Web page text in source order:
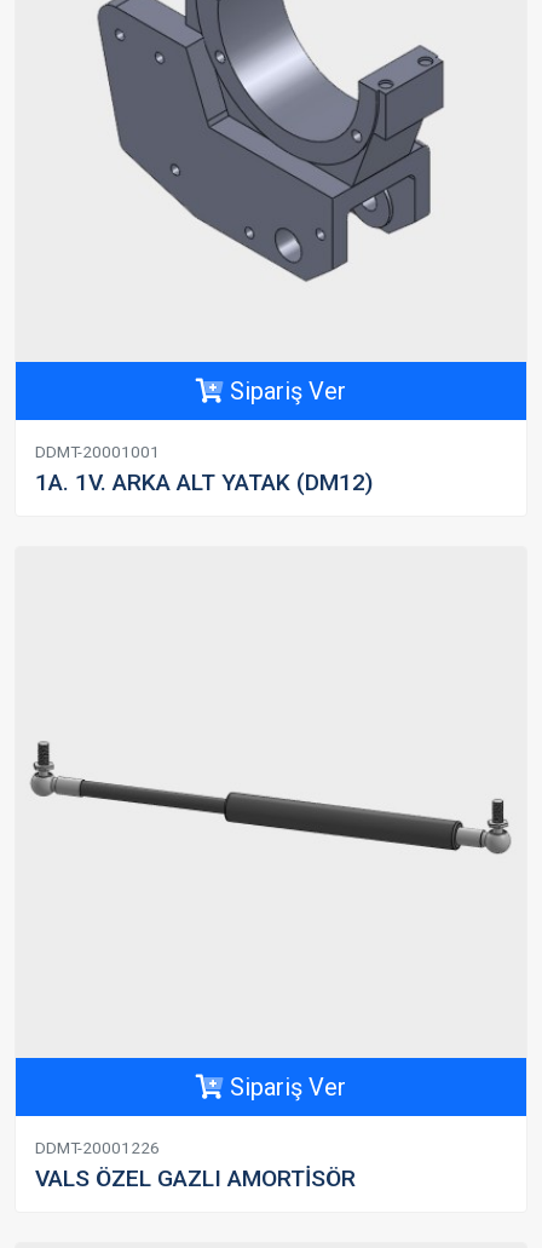
Sipariş Ver
DDMT-20001001
1A. 1V. ARKA ALT YATAK (DM12)
Sipariş Ver
DDMT-20001226
VALS ÖZEL GAZLI AMORTİSÖR